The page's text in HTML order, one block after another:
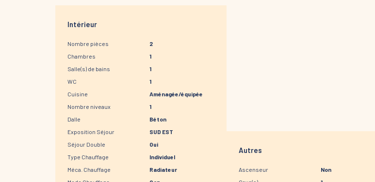
Intérieur
Nombre pièces
2
Chambres
1
Salle(s) de bains
1
WC
1
Cuisine
Aménagée/équipée
Nombre niveaux
1
Dalle
Béton
Exposition Séjour
SUD EST
Séjour Double
Oui
Type Chauffage
Individuel
Méca. Chauffage
Radiateur
Autres
Ascenseur
Non